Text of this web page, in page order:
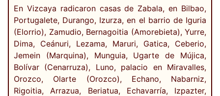
En Vizcaya radicaron casas de Zabala, en Bilbao,
Portugalete, Durango, Izurza, en el barrio de Iguria
(Elorrio), Zamudio, Bernagoitia (Amorebieta), Yurre,
Dima, Ceánuri, Lezama, Maruri, Gatica, Ceberio,
Jemein (Marquina), Munguia, Ugarte de Mújica,
Bolívar (Cenarruza), Luno, palacio en Miravalles,
Orozco, Olarte (Orozco), Echano, Nabarniz,
Rigoitia, Arrazua, Beriatua, Echavarría, Izpazter,